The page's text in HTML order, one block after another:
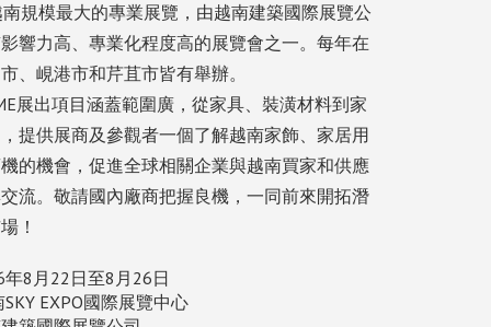
南規模最大的專業展覽，由越南建築國際展覽公
響力高、專業化程度高的展覽會之一。每年在
、峴港市和芹苴市皆有舉辦。
展出項目涵蓋範圍廣，從家具、裝潢材料到家
提供展商及參觀者一個了解越南家飾、家居用
的機會，促進全球相關企業與越南買家和供應
流。敬請國內廠商把握良機，一同前來開拓潛
！
8月22日至8月26日
EXPO國際展覽中心